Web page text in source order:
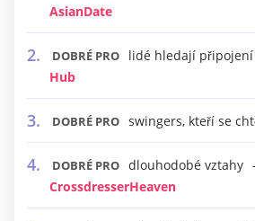
AsianDate
DOBRÉ PRO lidé hledají připojení
Hub
DOBRÉ PRO swingers, kteří se
DOBRÉ PRO dlouhodobé vztahy
CrossdresserHeaven